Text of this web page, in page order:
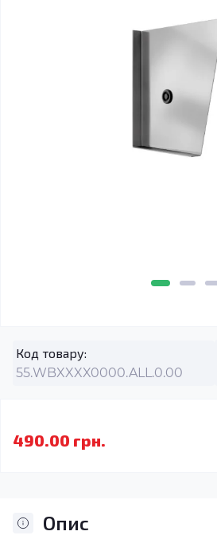
Код товару:
55.WBXXXX0000.ALL.0.00
490.00 грн.
Опис